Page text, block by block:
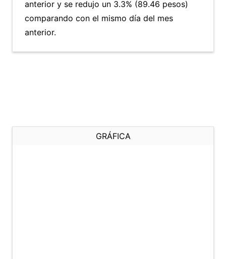
anterior y se redujo un 3.3% (89.46 pesos)
comparando con el mismo día del mes
anterior.
GRÁFICA